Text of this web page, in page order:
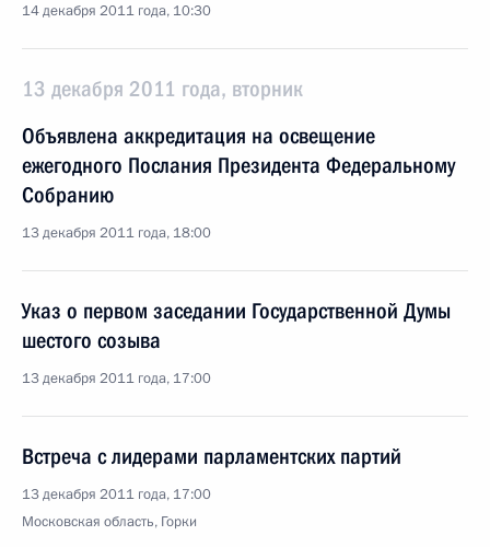
14 декабря 2011 года, 10:30
13 декабря 2011 года, вторник
Объявлена аккредитация на освещение
ежегодного Послания Президента Федеральному
Собранию
13 декабря 2011 года, 18:00
Указ о первом заседании Государственной Думы
шестого созыва
13 декабря 2011 года, 17:00
Встреча с лидерами парламентских партий
13 декабря 2011 года, 17:00
Московская область, Горки